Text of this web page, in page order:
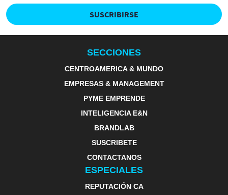
SUSCRIBIRSE
SECCIONES
CENTROAMERICA & MUNDO
EMPRESAS & MANAGEMENT
PYME EMPRENDE
INTELIGENCIA E&N
BRANDLAB
SUSCRIBETE
CONTACTANOS
ESPECIALES
REPUTACIÓN CA